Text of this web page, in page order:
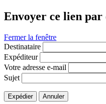
Envoyer ce lien
Fermer la fenêtre
Destinataire
Expéditeur
Votre adresse e-mail
Sujet
Expédier Annuler